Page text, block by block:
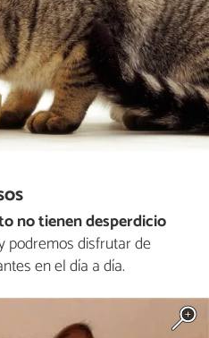
no tienen desperdicio
podremos disfrutar de
en el día a día.